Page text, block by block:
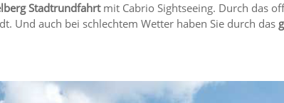
Stadtrundfahrtmit Cabrio Sightseeing. Durch das
Und auch bei schlechtem Wetter haben Sie durch das